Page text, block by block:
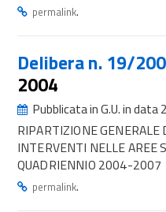
permalink.
Delibera n. 19/
2004
Pubblicata in G.U. in
RIPARTIZIONE GENERALE
INTERVENTI NELLE AREE
QUADRIENNIO 2004-2007
permalink.